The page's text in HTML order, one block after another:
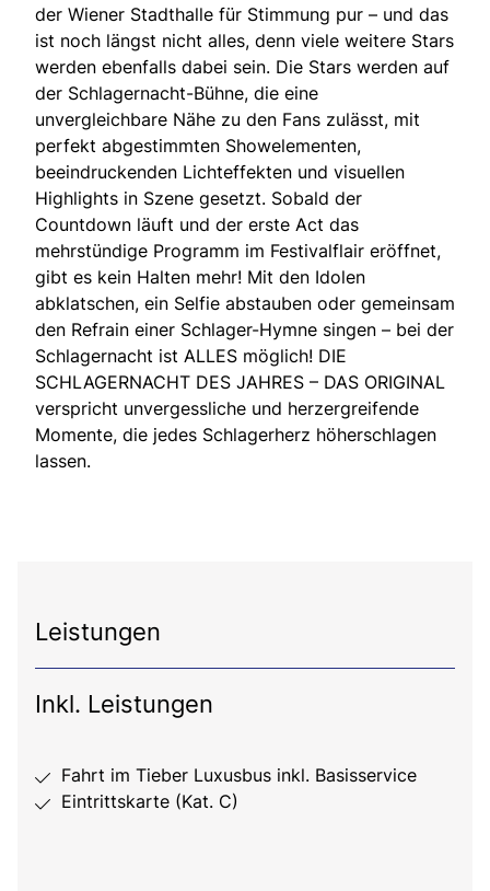
der Wiener Stadthalle für Stimmung pur – und das
ist noch längst nicht alles, denn viele weitere Stars
werden ebenfalls dabei sein. Die Stars werden auf
der Schlagernacht-Bühne, die eine
unvergleichbare Nähe zu den Fans zulässt, mit
perfekt abgestimmten Showelementen,
beeindruckenden Lichteffekten und visuellen
Highlights in Szene gesetzt. Sobald der
Countdown läuft und der erste Act das
mehrstündige Programm im Festivalflair eröffnet,
gibt es kein Halten mehr! Mit den Idolen
abklatschen, ein Selfie abstauben oder gemeinsam
den Refrain einer Schlager-Hymne singen – bei der
Schlagernacht ist ALLES möglich! DIE
SCHLAGERNACHT DES JAHRES – DAS ORIGINAL
verspricht unvergessliche und herzergreifende
Momente, die jedes Schlagerherz höherschlagen
lassen.
Leistungen
Inkl. Leistungen
Fahrt im Tieber Luxusbus inkl. Basisservice
Eintrittskarte (Kat. C)